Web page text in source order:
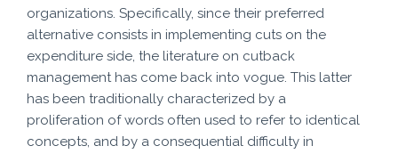
organizations. Specifically, since their preferred
alternative consists in implementing cuts on the
expenditure side, the literature on cutback
management has come back into vogue. This latter
has been traditionally characterized by a
proliferation of words often used to refer to identical
concepts, and by a consequential difficulty in